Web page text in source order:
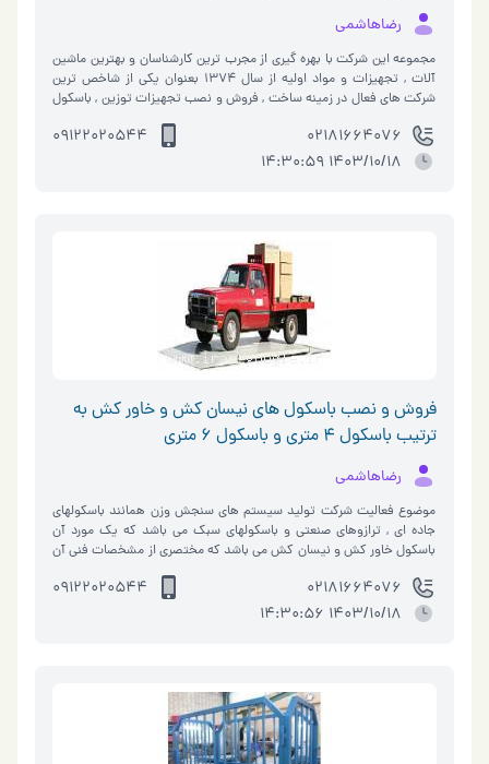
رضاهاشمي
مجموعه اين شرکت با بهره گيري از مجرب ترين کارشناسان و بهترين ماشين
آلات , تجهيزات و مواد اوليه از سال 1374 بعنوان يکي از شاخص ترين
شرکت هاي فعال در زمينه ساخت , فروش و نصب تجهيزات توزين , باسكول
02181664076
09122020544
1403/10/18 14:30:59
فروش و نصب باسكول هاي نيسان كش و خاور كش به
ترتيب باسكول 4 متري و باسكول 6 متري
رضاهاشمي
موضوع فعاليت شركت توليد سيستم هاي سنجش وزن همانند باسكولهاي
جاده اي , ترازوهاي صنعتي و باسكولهاي سبك مي باشد كه يك مورد آن
باسكول خاور كش و نيسان كش مي باشد كه مختصري از مشخصات فني آن
02181664076
09122020544
1403/10/18 14:30:56